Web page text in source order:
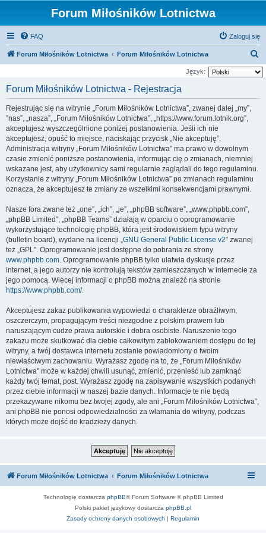
Forum Miłośników Lotnictwa
FAQ Zaloguj się
Forum Miłośników Lotnictwa Forum Miłośników Lotnictwa
z
Język:
Forum Miłośników Lotnictwa - Rejestracja
Rejestrując się na witrynie „Forum Miłośników Lotnictwa”, zwanej dalej „my”,
”nas”, „nasza”, „Forum Miłośników Lotnictwa”, „https://www.forum.lotnik.org”,
akceptujesz wyszczególnione poniżej postanowienia. Jeśli ich nie
akceptujesz, opuść to miejsce, naciskając przycisk „Nie akceptuję”.
Administracja witryny „Forum Miłośników Lotnictwa” ma prawo w dowolnym
czasie zmienić poniższe postanowienia, informując cię o zmianach, niemniej
wskazane jest, aby użytkownicy sami regularnie zaglądali do tego regulaminu.
Korzystanie z witryny „Forum Miłośników Lotnictwa” po zmianach regulaminu
oznacza, że akceptujesz te zmiany ze wszelkimi konsekwencjami prawnymi.
Nasze fora zwane też „one”, „ich”, „je”, „phpBB software”, „www.phpbb.com”,
„phpBB Limited”, „phpBB Teams” działają w oparciu o oprogramowanie
wykorzystujące technologię phpBB, która jest środowiskiem typu witryny
(bulletin board), wydane na licencji „GNU General Public License v2” zwanej
też „GPL”. Oprogramowanie jest dostępne do pobrania ze strony
www.phpbb.com. Oprogramowanie phpBB tylko ułatwia dyskusje przez
internet, a jego autorzy nie kontrolują tekstów zamieszczanych w internecie za
jego pomocą. Więcej informacji o phpBB można znaleźć na stronie
https://www.phpbb.com/.
Akceptujesz zakaz publikowania wypowiedzi o charakterze obraźliwym,
oszczerczym, propagującym treści niezgodne z polskim prawem lub
naruszającym cudze prawa autorskie i dobra osobiste. Naruszenie tego
zakazu może skutkować dla ciebie całkowitym zablokowaniem dostępu do tej
witryny, a twój dostawca internetu zostanie powiadomiony o twoim
niewłaściwym zachowaniu. Wyrażasz zgodę na to, że „Forum Miłośników
Lotnictwa” może w każdej chwili usunąć, zmienić, przenieść lub zamknąć
każdy twój temat, post. Wyrażasz zgodę na zapisywanie wszystkich podanych
przez ciebie informacji w naszej bazie danych. Informacje te nie będą
przekazywane nikomu bez twojej zgody, ale ani „Forum Miłośników Lotnictwa”,
ani phpBB nie ponosi odpowiedzialności za włamania do witryny, podczas
których może dojść do kradzieży danych.
Forum Miłośników Lotnictwa Forum Miłośników Lotnictwa
Technologię dostarcza phpBB® Forum Software © phpBB Limited
Polski pakiet językowy dostarcza phpBB.pl
Zasady ochrony danych osobowych | Regulamin